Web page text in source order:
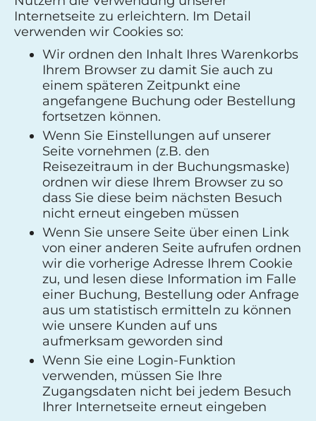
Internetseite zu erleichtern. Im Detail
verwenden wir Cookies so:
Wir ordnen den Inhalt Ihres Warenkorbs
Ihrem Browser zu damit Sie auch zu
einem späteren Zeitpunkt eine
angefangene Buchung oder Bestellung
fortsetzen können.
Wenn Sie Einstellungen auf unserer
Seite vornehmen (z.B. den
Reisezeitraum in der Buchungsmaske)
ordnen wir diese Ihrem Browser zu so
dass Sie diese beim nächsten Besuch
nicht erneut eingeben müssen
Wenn Sie unsere Seite über einen Link
von einer anderen Seite aufrufen ordnen
wir die vorherige Adresse Ihrem Cookie
zu, und lesen diese Information im Falle
einer Buchung, Bestellung oder Anfrage
aus um statistisch ermitteln zu können
wie unsere Kunden auf uns
aufmerksam geworden sind
Wenn Sie eine Login-Funktion
verwenden, müssen Sie Ihre
Zugangsdaten nicht bei jedem Besuch
Ihrer Internetseite erneut eingeben